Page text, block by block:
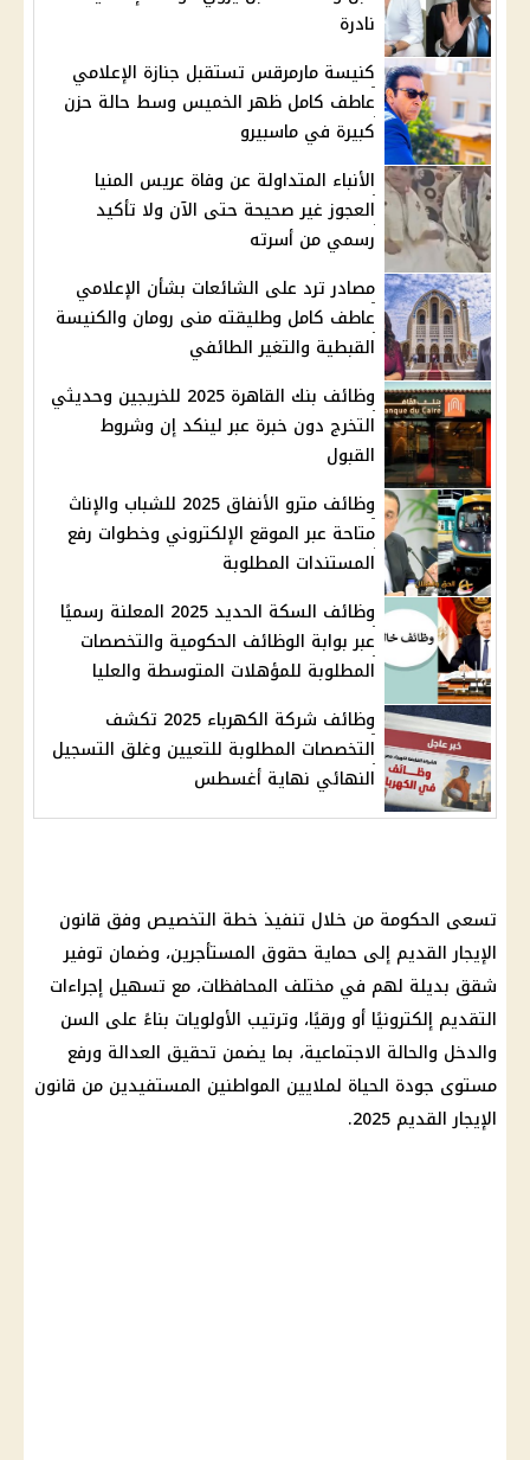
نادرة
كنيسة مارمرقس تستقبل جنازة الإعلامي
عاطف كامل ظهر الخميس وسط حالة حزن
كبيرة في ماسبيرو
الأنباء المتداولة عن وفاة عريس المنيا
العجوز غير صحيحة حتى الآن ولا تأكيد
رسمي من أسرته
مصادر ترد على الشائعات بشأن الإعلامي
عاطف كامل وطليقته منى رومان والكنيسة
القبطية والتغير الطائفي
وظائف بنك القاهرة 2025 للخريجين وحديثي
التخرج دون خبرة عبر لينكد إن وشروط
القبول
وظائف مترو الأنفاق 2025 للشباب والإناث
متاحة عبر الموقع الإلكتروني وخطوات رفع
المستندات المطلوبة
وظائف السكة الحديد 2025 المعلنة رسميًا
عبر بوابة الوظائف الحكومية والتخصصات
المطلوبة للمؤهلات المتوسطة والعليا
وظائف شركة الكهرباء 2025 تكشف
التخصصات المطلوبة للتعيين وغلق التسجيل
النهائي نهاية أغسطس
تسعى الحكومة من خلال تنفيذ خطة التخصيص وفق قانون
الإيجار القديم إلى حماية حقوق المستأجرين، وضمان توفير
شقق بديلة لهم في مختلف المحافظات، مع تسهيل إجراءات
التقديم إلكترونيًا أو ورقيًا، وترتيب الأولويات بناءً على السن
والدخل والحالة الاجتماعية، بما يضمن تحقيق العدالة ورفع
مستوى جودة الحياة لملايين المواطنين المستفيدين من قانون
الإيجار القديم 2025.